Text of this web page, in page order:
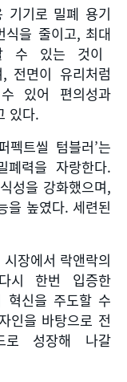
기기로 밀폐 용기
식을 줄이고, 최대
수 있는 것이
, 전면이 유리처럼
있어 편의성과
있다.
펙트씰 텀블러’는
력을 자랑한다.
성을 강화했으며,
을 높였다. 세련된
장에서 락앤락의
시 한번 입증한
혁신을 주도할 수
인을 바탕으로 전
로 성장해 나갈